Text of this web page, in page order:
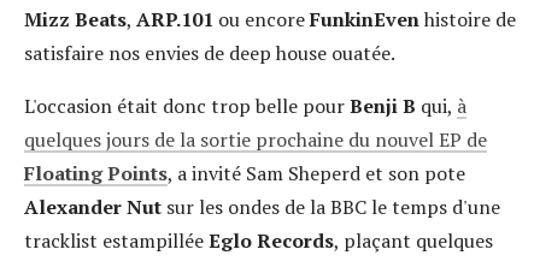
Mizz Beats, ARP.101 ou encoreFunkinEvenhistoire de
satisfaire nos envies de deep house ouatée.
L'occasion était donc trop belle pourBenji B qui, à
quelques jours de la sortie prochaine du nouvel EP de
Floating Points, a invité Sam Sheperd et son pote
Alexander Nut sur les ondes de la BBC le temps d'une
tracklist estampilléeEglo Records, plaçant quelques